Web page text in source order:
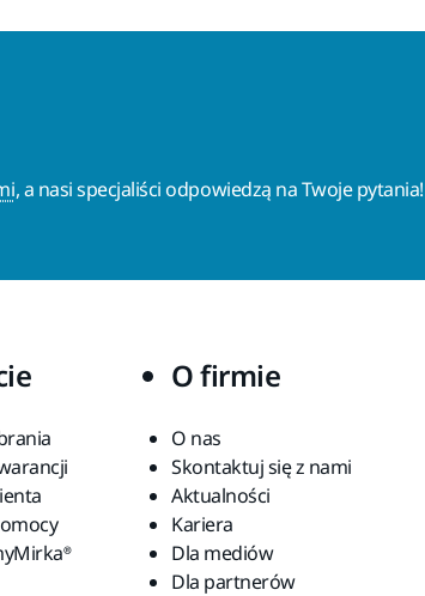
, a nasi specjaliści odpowiedzą na Twoje pytania!
O firmie
O nas
Skontaktuj się z nami
Aktualności
Kariera
Dla mediów
Dla partnerów